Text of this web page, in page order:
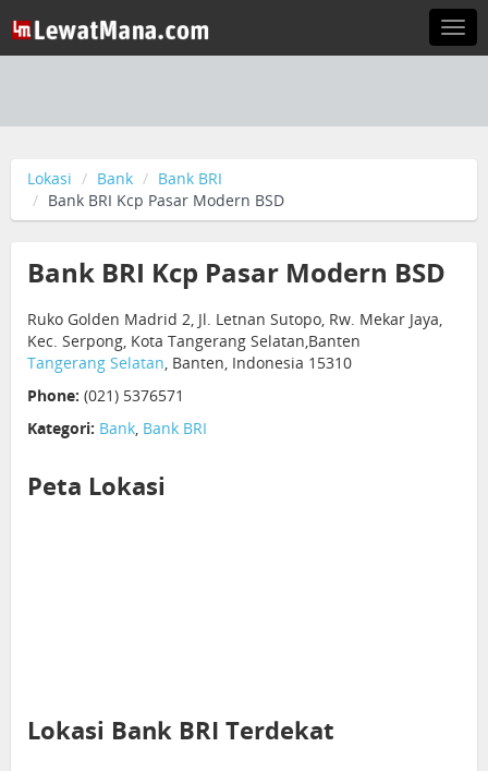
Lokasi Bank
Bank BRI
Bank BRI Kcp Pasar Modern BSD
Bank BRI Kcp Pasar Modern BSD
Ruko Golden Madrid 2, Jl. Letnan Sutopo, Rw. Mekar Jaya,
Kec. Serpong, Kota Tangerang Selatan,Banten
Tangerang Selatan, Banten, Indonesia 15310
Phone: (021) 5376571
Kategori: Bank, Bank BRI
Peta Lokasi
Lokasi Bank BRI Terdekat